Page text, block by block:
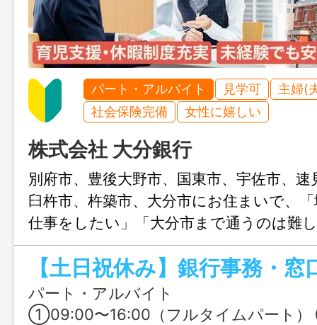
パート・アルバイト 見学可
主婦(
社会保険完備
女性に嬉しい
株式会社 大分銀行
別府市、豊後大野市、国東市、宇佐市、速
臼杵市、杵築市、大分市にお住まいで、
仕事をしたい」「大分市まで通うのは難
の方へ。大分銀行では各エリアの支店に
自宅近くで長く安心して働けます。マイ
パート・アルバイト
①09:00〜16:00（フルタイムパート） ②09:30〜15:30（シ